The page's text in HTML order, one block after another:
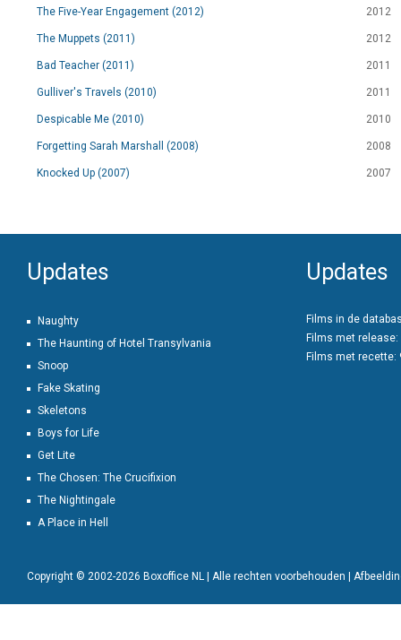
The Five-Year Engagement (2012) 2012
The Muppets (2011) 2012
Bad Teacher (2011) 2011
Gulliver's Travels (2010) 2011
Despicable Me (2010) 2010
Forgetting Sarah Marshall (2008) 2008
Knocked Up (2007) 2007
Updates
Naughty
The Haunting of Hotel Transylvania
Snoop
Fake Skating
Skeletons
Boys for Life
Get Lite
The Chosen: The Crucifixion
The Nightingale
A Place in Hell
Updates
Films in de
Films met release:
Films met recette:
Copyright © 2002-2026 Boxoffice NL | Alle rechten voorbehouden |